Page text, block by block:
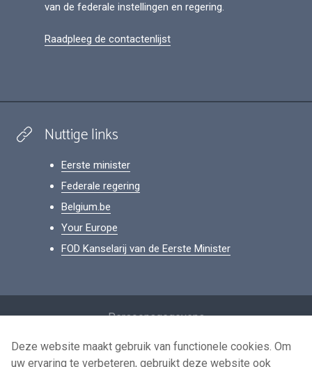
van de federale instellingen en regering.
Raadpleeg de contactenlijst
Nuttige links
Eerste minister
Federale regering
Belgium.be
Your Europe
FOD Kanselarij van de Eerste Minister
Persoonsgegevens
Voorwaarden voor het hergebruik
Deze website maakt gebruik van functionele cookies. Om
uw ervaring te verbeteren, gebruikt deze website ook